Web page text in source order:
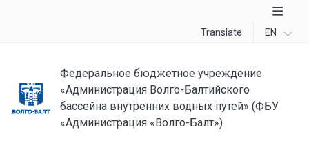
Translate EN
Федеральное бюджетное учреждение
«Администрация Волго-Балтийского
бассейна внутренних водных путей» (ФБУ
«Администрация «Волго-Балт»)